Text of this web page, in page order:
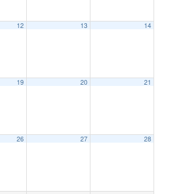
12 13 14
19 20 21
26 27 28